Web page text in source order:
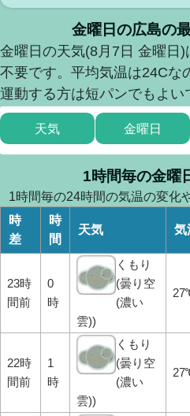
金曜日の広島の
金曜日の天気(8月7日 金曜日
不要です。平均気温は24Cな
運動する方は短パンでもよい
天気 金曜日
1時間毎の金曜
1時間毎の24時間の気温の変化
時
差
時
間
天気 気
23時
間前
0
時
くもり
(曇り空
(濃い
雲))
22時
間前
1
時
くもり
(曇り空
(濃い
雲))